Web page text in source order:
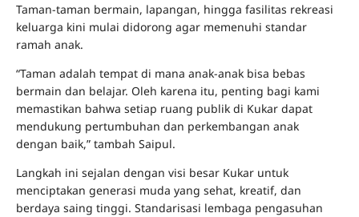
Taman-taman bermain, lapangan, hingga fasilitas rekreasi
keluarga kini mulai didorong agar memenuhi standar
ramah anak.
“Taman adalah tempat di mana anak-anak bisa bebas
bermain dan belajar. Oleh karena itu, penting bagi kami
memastikan bahwa setiap ruang publik di Kukar dapat
mendukung pertumbuhan dan perkembangan anak
dengan baik,” tambah Saipul.
Langkah ini sejalan dengan visi besar Kukar untuk
menciptakan generasi muda yang sehat, kreatif, dan
berdaya saing tinggi. Standarisasi lembaga pengasuhan